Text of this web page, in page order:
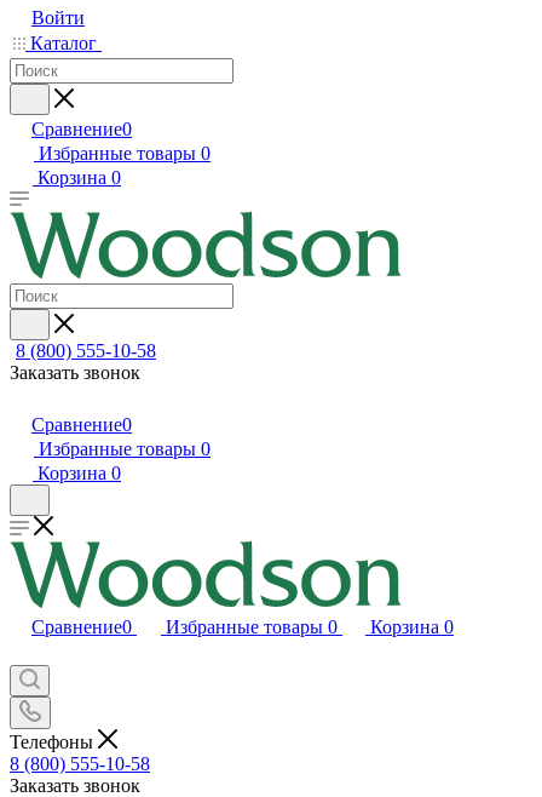
Войти
Каталог
Сравнение0
Избранные товары 0
Корзина 0
8 (800) 555-10-58
Заказать звонок
Сравнение0
Избранные товары 0
Корзина 0
Сравнение0 Избранные товары 0 Корзина 0
Телефоны
8 (800) 555-10-58
Заказать звонок